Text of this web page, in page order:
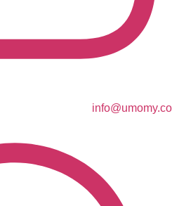
info@umomy.co